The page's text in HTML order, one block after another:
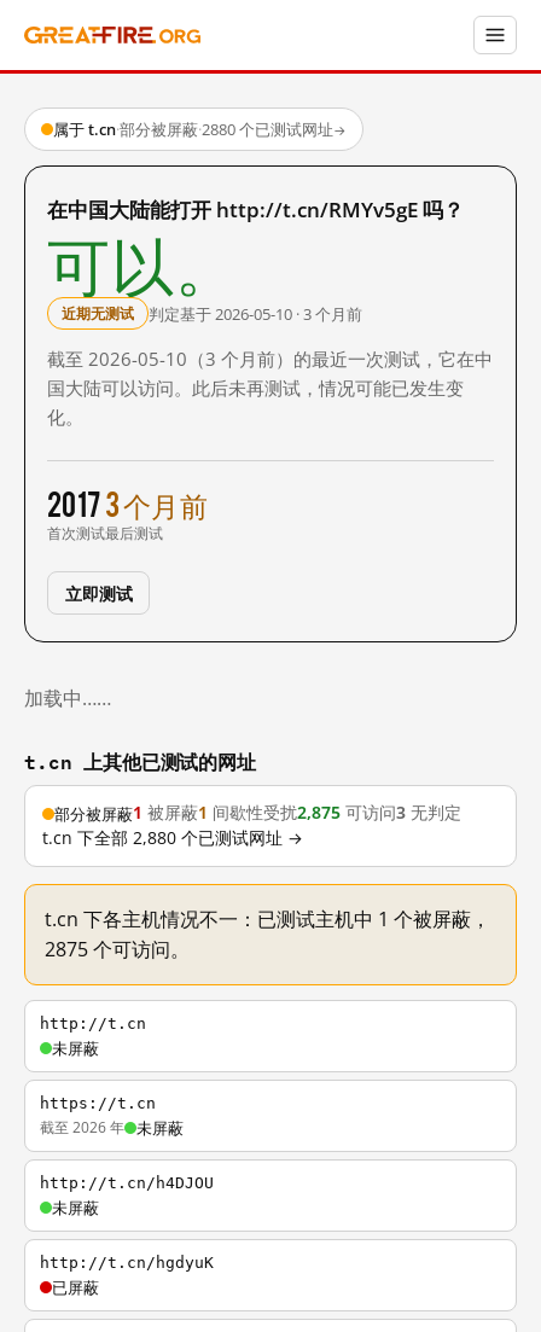
属于 t.cn·部分被屏蔽·2880 个已测试网址→
在中国大陆能打开 http://t.cn/RMYv5gE 吗？
可以。
近期无测试 判定基于 2026-05-10 · 3 个月前
截至 2026-05-10（3 个月前）的最近一次测试，它在中
国大陆可以访问。此后未再测试，情况可能已发生变
化。
2017
首次测试
3 个月前
最后测试
立即测试
加载中……
t.cn 上其他已测试的网址
部分被屏蔽1 被屏蔽1 间歇性受扰2,875 可访问3 无判定
t.cn 下全部 2,880 个已测试网址 →
t.cn 下各主机情况不一：已测试主机中 1 个被屏蔽，
2875 个可访问。
http://t.cn
未屏蔽
https://t.cn
截至 2026 年 未屏蔽
http://t.cn/h4DJOU
未屏蔽
http://t.cn/hgdyuK
已屏蔽